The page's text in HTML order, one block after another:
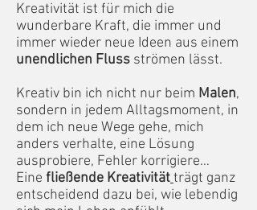
Kreativität ist für mich die
wunderbare Kraft, die immer und
immer wieder neue Ideen aus einem
unendlichen Fluss strömen lässt.
Kreativ bin ich nicht nur beim Malen,
sondern in jedem Alltagsmoment, in
dem ich neue Wege gehe, mich
anders verhalte, eine Lösung
ausprobiere, Fehler korrigiere…
Eine fließende Kreativitätträgt ganz
entscheidend dazu bei, wie lebendig